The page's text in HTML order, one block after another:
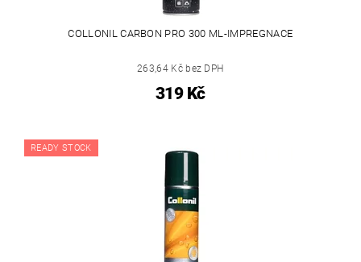
COLLONIL CARBON PRO 300 ML-IMPREGNACE
263,64 Kč bez DPH
319 Kč
READY STOCK